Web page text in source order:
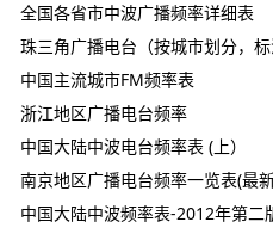
全国各省市中波广播频率详细表
珠三角广播电台（按城市划分，标
中国主流城市FM频率表
浙江地区广播电台频率
中国大陆中波电台频率表 (上）
南京地区广播电台频率一览表(最
中国大陆中波频率表-2012年第二